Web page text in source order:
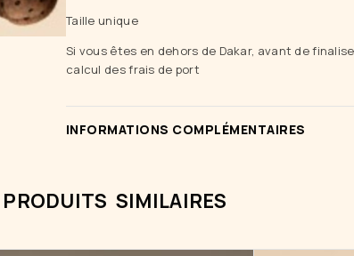
Taille unique
Si vous êtes en dehors de Dakar, avant de
calcul des frais de port
INFORMATIONS COMPLÉMENTAIRES
PRODUITS SIMILAIRES